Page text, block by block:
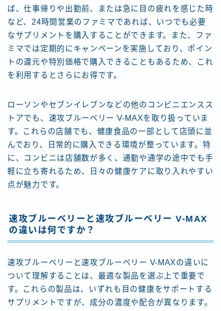
ば、仕事帰りや出勤前、または急に目の疲れを感じた時
など、24時間営業のファミマであれば、いつでも必要
なサプリメントを購入することができます。また、ファ
ミマでは定期的にキャンペーンを実施しており、ポイン
トの還元や特別価格で購入できることもあるため、これ
を利用するとさらにお得です。
ローソンやセブンイレブンなどの他のコンビニエンスス
トアでも、速攻ブルーベリー V-MAXを取り扱っていま
す。これらの店舗でも、健康食品の一部として店頭に並
んでおり、日常的に購入できる環境が整っています。特
に、コンビニは店舗数が多く、通勤や通学の途中でも手
軽に立ち寄れるため、日々の健康ケアに取り入れやすい
点が魅力です。
速攻ブルーベリーと速攻ブルーベリー V-MAX
の違いは何ですか？
速攻ブルーベリーと速攻ブルーベリー V-MAXの違いに
ついて理解することは、最適な製品を選ぶ上で重要で
す。これらの製品は、いずれも目の健康をサポートする
サプリメントですが、成分の濃度や配合が異なります。